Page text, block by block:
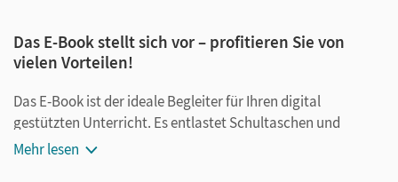
Das E-Book stellt sich vor – profitieren Sie von
vielen Vorteilen!
Das E-Book ist der ideale Begleiter für Ihren digital
gestützten Unterricht. Es entlastet Schultaschen und
Rucksäcke und ist jederzeit unkompliziert verfügbar.
Mehr lesen